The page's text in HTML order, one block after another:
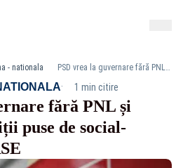
- nationala PSD vrea la guvernare fără PNL și USR. Noile condiții puse de social-democrați - SURSE
· 1 min citire
fără PNL și
puse de social-